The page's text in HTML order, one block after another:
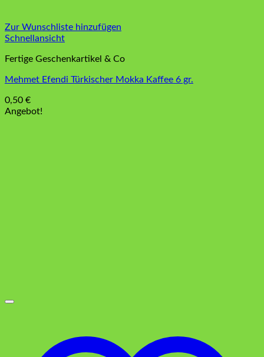
Zur Wunschliste hinzufügen
Schnellansicht
Fertige Geschenkartikel & Co
Mehmet Efendi Türkischer Mokka Kaffee 6 gr.
0,50 €
Angebot!